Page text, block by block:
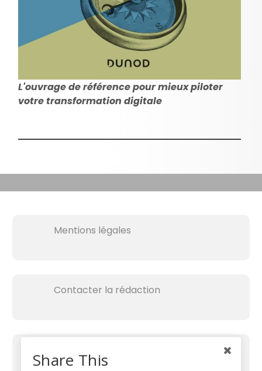
L'ouvrage de référence pour mieux piloter
votre transformation digitale
Mentions légales
Contacter la rédaction
Share This